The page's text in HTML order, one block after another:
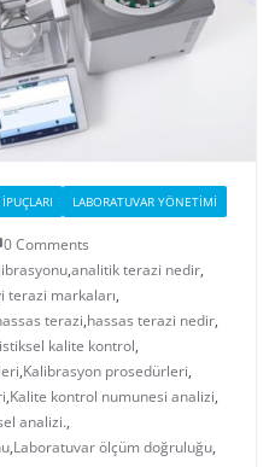
LABORATUVAR YÖNETIMI
0 Comments
,analitik terazi nedir,
terazi markaları,
terazi,hassas terazi nedir,
kalite kontrol,
,Kalibrasyon prosedürleri,
,Kalite kontrol numunesi analizi,
analizi.,
,Laboratuvar ölçüm doğruluğu,